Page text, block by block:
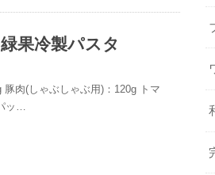
果冷製パスタ
肉(しゃぶしゃぶ用)：120g トマ
ッ…